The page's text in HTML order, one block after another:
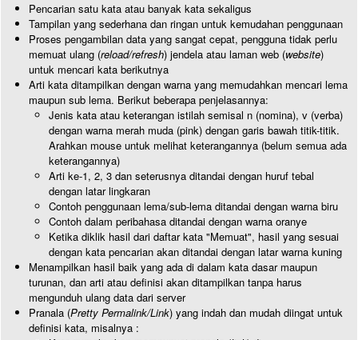
Pencarian satu kata atau banyak kata sekaligus
Tampilan yang sederhana dan ringan untuk kemudahan penggunaan
Proses pengambilan data yang sangat cepat, pengguna tidak perlu
memuat ulang (reload/refresh) jendela atau laman web (website)
untuk mencari kata berikutnya
Arti kata ditampilkan dengan warna yang memudahkan mencari lema
maupun sub lema. Berikut beberapa penjelasannya:
Jenis kata atau keterangan istilah semisal n (nomina), v (verba)
dengan warna merah muda (pink) dengan garis bawah titik-titik.
Arahkan mouse untuk melihat keterangannya (belum semua ada
keterangannya)
Arti ke-1, 2, 3 dan seterusnya ditandai dengan huruf tebal
dengan latar lingkaran
Contoh penggunaan lema/sub-lema ditandai dengan warna biru
Contoh dalam peribahasa ditandai dengan warna oranye
Ketika diklik hasil dari daftar kata "Memuat", hasil yang sesuai
dengan kata pencarian akan ditandai dengan latar warna kuning
Menampilkan hasil baik yang ada di dalam kata dasar maupun
turunan, dan arti atau definisi akan ditampilkan tanpa harus
mengunduh ulang data dari server
Pranala (Pretty Permalink/Link) yang indah dan mudah diingat untuk
definisi kata, misalnya :